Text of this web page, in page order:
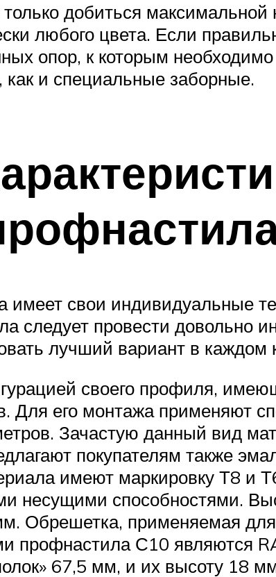
добиться максимальной
любого цвета. Если
опор, к которым
и специальные заборные.
свои индивидуальные
следует провести довольно
лучший вариант в каждом
своего профиля,
Для его монтажа применяют
Зачастую данный вид
покупателям также
имеют маркировку Т8 и
несущими способностями.
Обрешетка, применяемая для
профнастила С10 являются
67,5 мм, и их высоту 18